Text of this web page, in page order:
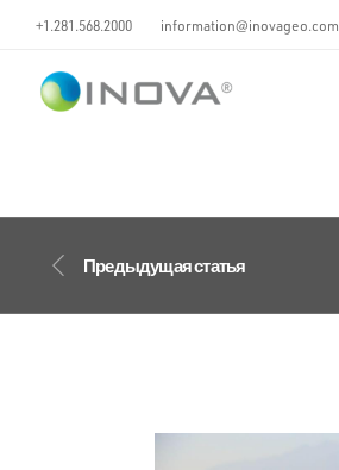
+1.281.568.2000 information@inovageo.com
Предыдущая статья